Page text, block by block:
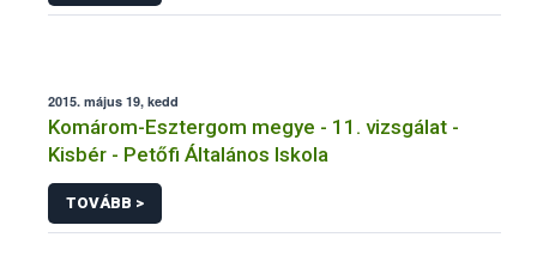
2015. május 19, kedd
Komárom-Esztergom megye - 11. vizsgálat -
Kisbér - Petőfi Általános Iskola
TOVÁBB >